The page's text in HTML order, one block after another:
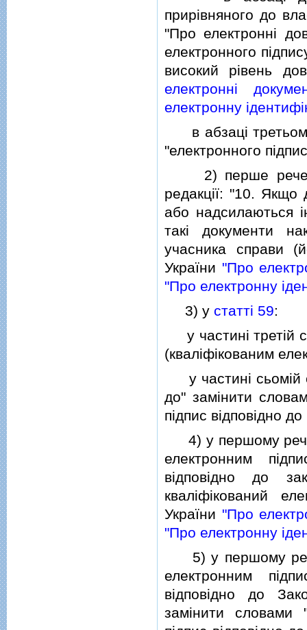
прирiвняного до
"Про електроннi
електронного
високий рiвень
електроннi
електронну
в абзацi
"електронного
2) перше
редакцiї: "10. Якщо
або надсилаються
такi документи
учасника справи
України "Про
"Про електронну
3) у статтi 59:
у частинi третiй
(квалiфiкованим
у частинi сьомiй
до" замiнити
пiдпис вiдповiдно до
4) у першому
електронним
вiдповiдно до
квалiфiкований
України "Про
"Про електронну
5) у першому
електронним
вiдповiдно до
замiнити словами